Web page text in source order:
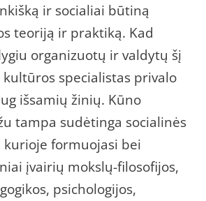
ir socialiai būtiną
teoriją ir praktiką. Kad
organizuotų ir valdytų šį
specialistas privalo
išsamių žinių. Kūno
tampa sudėtinga socialinės
formuojasi bei
įvairių mokslų-filosofijos,
psichologijos,